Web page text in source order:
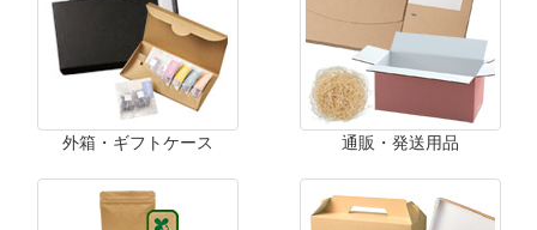
外箱・ギフトケース 通販・発送用品